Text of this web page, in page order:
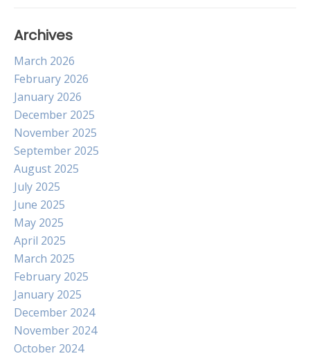
Archives
March 2026
February 2026
January 2026
December 2025
November 2025
September 2025
August 2025
July 2025
June 2025
May 2025
April 2025
March 2025
February 2025
January 2025
December 2024
November 2024
October 2024